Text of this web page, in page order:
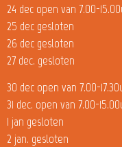
24 dec open van 7.00-
25 dec gesloten
26 dec gesloten
27 dec. gesloten
30 dec open van 7.00-
31 dec. open van 7.00-
1 jan gesloten
2 jan. gesloten